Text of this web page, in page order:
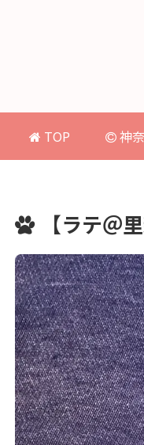
TOP 神
【ラテ＠